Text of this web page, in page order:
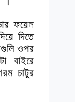
ফয়েল
দিতে
ওপর
বাইরে
চাটুর